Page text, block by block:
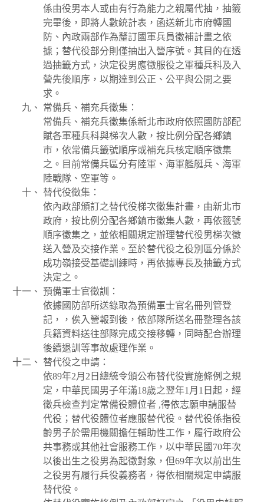
係由役男本人或由有行為能力之親屬代抽，抽籤
完畢後，即將人數統計表，函送新北市府轉國
防、內政兩部作為釐訂國軍兵員徵補計畫之依
據；替代役部分則僅抽出入營序號。其目的在透
過抽籤方式，決定役男應徵服役之軍種兵科及入
營先後順序，以期達到公正、公平與公開之要
求。
常備兵、補充兵徵集：
常備兵、補充兵徵集係新北市政府依照國防部配
賦各軍種兵科與梯次人數，按比例分配各鄉鎮
市，依常備兵籤號順序或補充兵核定順序徵集
之。目前常備兵區分有陸軍、海軍艦艇兵、海軍
陸戰隊、空軍等。
替代役徵集：
依內政部頒訂之替代役梯次徵集計畫，由新北市
政府，按比例分配各鄉鎮市徵集人數，再依籤號
順序徵集之，並依相關規定辦理替代役男梯次徵
送入營及交接作業。至於替代役之役別區分係於
成功嶺接受基礎訓練時，再依據專長及抽籤方式
決定之。
預備軍士官徵訓：
依據國防部所送錄取為預備軍士官名冊列管登
記，，俟入營報到後，依部隊所送名冊整理各該
兵籍資料送往部隊完成交接移轉，同時配合辦理
後續退訓等事故處理作業。
替代役之申請：
依89年2月2日總統令頒公布替代役實施條例之規
定，中華民國男子年滿18歲之翌年1月1日起，經
徵兵檢查判定常備役體位者 ,得依志願申請服替
代役；替代役體位者應服替代役。替代役係指役
齡男子於需用機關擔任輔助性工作，履行政府公
共事務或其他社會服務工作，以中華民國70年次
以後出生之役男為起徵對象，但69年次以前出生
之役男有履行兵役義務者，得依相關規定申請服
替代役。